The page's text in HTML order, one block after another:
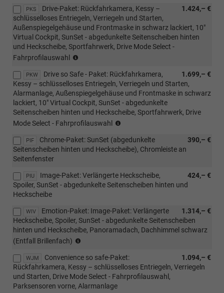
mit
4A4)
mit
PLG/PLP/PLE/PLM/PEA);
(nicht
i.V.
mit
4A4)
PKS 1.424,– €
Drive-Paket: Rückfahrkamera, Kessy –
schlüsselloses Entriegeln, Verriegeln und Starten,
Außenspiegelgehäuse und Frontmaske in schwarz lackiert, 10"
Virtual Cockpit, SunSet - abgedunkelte Seitenscheiben hinten
und Heckscheibe, Sportfahrwerk, Drive Mode Select -
Fahrprofilauswahl
mit
PJ7/PJV/PJR)
PKW 1.699,– €
Drive so Safe - Paket: Rückfahrkamera,
Kessy – schlüsselloses Entriegeln, Verriegeln und Starten,
Alarmanlage, Außenspiegelgehäuse und Frontmaske in schwarz
lackiert, 10" Virtual Cockpit, SunSet - abgedunkelte
Seitenscheiben hinten und Heckscheibe, Sportfahrwerk, Drive
Mode Select - Fahrprofilauswahl
mit
P08/PJV/PJR)
mit
PYC)
PIF 390,– €
Chrome-Paket: SunSet (abgedunkelte
Seitenscheiben hinten und Heckscheibe), Chromleiste an
Seitenfenster
PIU 424,– €
Image-Paket: Verlängerte Heckscheibe,
Spoiler, SunSet - abgedunkelte Seitenscheiben hinten und
Heckscheibe
WIV 1.314,– €
Emotion-Paket: Image-Paket: Verlängerte
Heckscheibe, Spoiler, SunSet - abgedunkelte Seitenscheiben
hinten und Heckscheibe, Panoramadach, Dachhimmel schwarz
(Entfall Brillenfach)
mit
Innenausstattung
HO/HQ/JI/AH)
WJM 1.094,– €
Convenience so safe-Paket:
Rückfahrkamera, Kessy – schlüsselloses Entriegeln, Verriegeln
und Starten, Drive Mode Select - Fahrprofilauswahl,
Parksensoren vorne, Alarmanlage